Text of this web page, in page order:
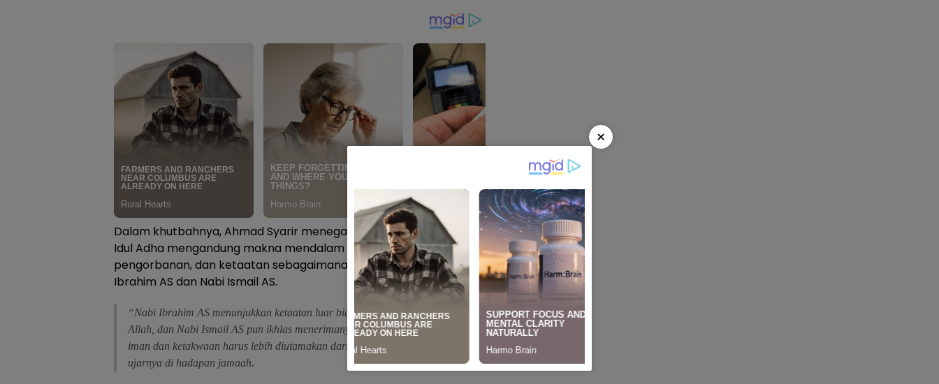
Dalam khutbahnya, Ahmad Syarir menegaskan bahwa Hari Raya
Idul Adha mengandung makna mendalam tentang keikhlasan,
pengorbanan, dan ketaatan sebagaimana dicontohkan Nabi
Ibrahim AS dan Nabi Ismail AS.
“Nabi Ibrahim AS menunjukkan ketaatan luar biasa saat menerima perintah
Allah, dan Nabi Ismail AS pun ikhlas menerimanya. Dari kisah ini kita belajar,
iman dan ketakwaan harus lebih diutamakan daripada kepentingan duniawi,”
ujarnya di hadapan jamaah.
×